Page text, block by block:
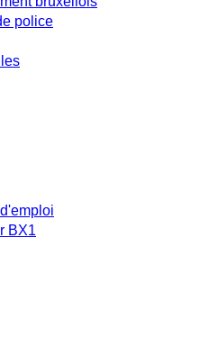
police
BX1